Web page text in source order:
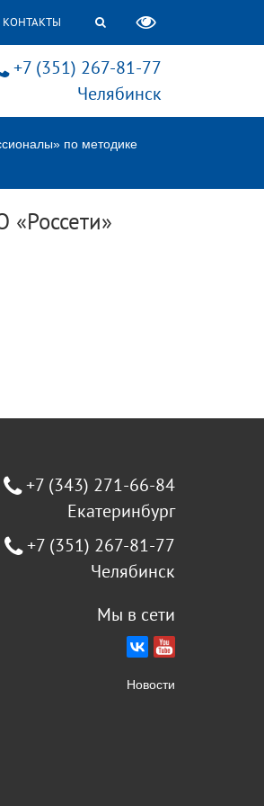
КОНТАКТЫ
+7 (351) 267-81-77
Челябинск
по методике
«Россети»
+7 (343) 271-66-84
Екатеринбург
+7 (351) 267-81-77
Челябинск
Мы в сети
Новости